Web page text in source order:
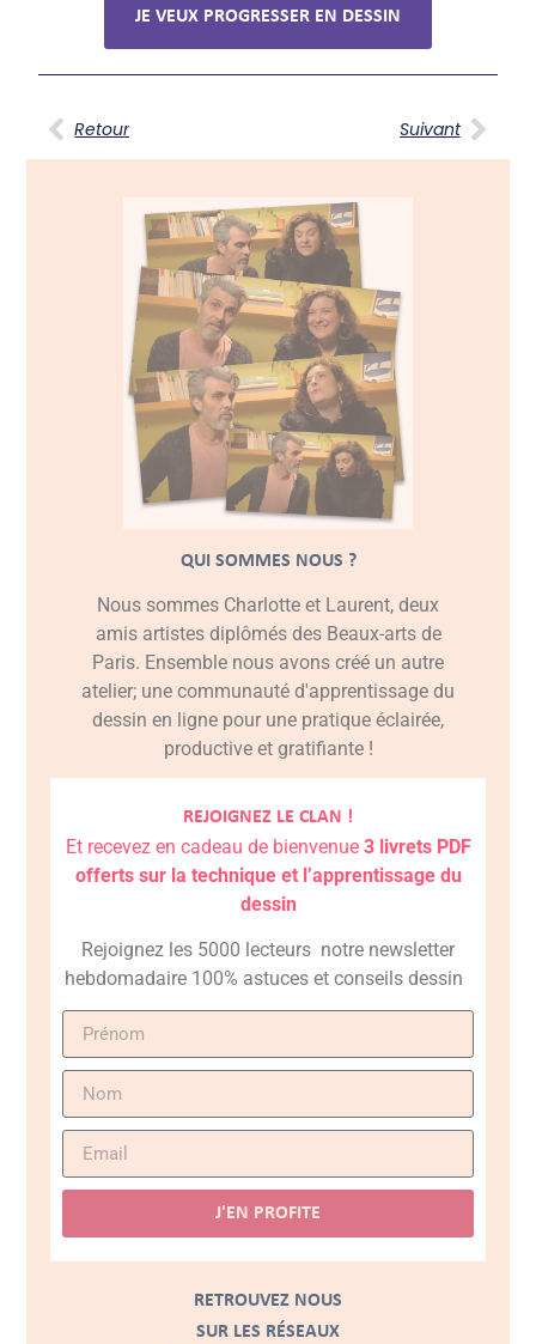
JE VEUX PROGRESSER EN DESSIN
Retour Suivant
QUI SOMMES NOUS ?
Nous sommes Charlotte et Laurent, deux
amis artistes diplômés des Beaux-arts de
Paris. Ensemble nous avons créé un autre
atelier; une communauté d'apprentissage du
dessin en ligne pour une pratique éclairée,
productive et gratifiante !
REJOIGNEZ LE CLAN !
Et recevez en cadeau de bienvenue 3 livrets PDF
offerts sur la technique et l’apprentissage du
dessin
Rejoignez les 5000 lecteurs notre newsletter
hebdomadaire 100% astuces et conseils dessin
J'EN PROFITE
RETROUVEZ NOUS
SUR LES RÉSEAUX